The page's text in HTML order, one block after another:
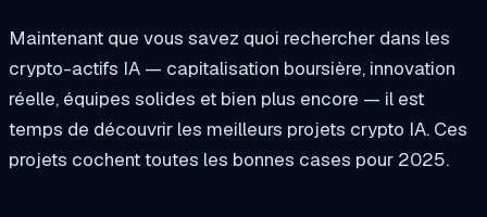
Maintenant que vous savez quoi rechercher dans les
crypto-actifs IA — capitalisation boursière, innovation
réelle, équipes solides et bien plus encore — il est
temps de découvrir les meilleurs projets crypto IA. Ces
projets cochent toutes les bonnes cases pour 2025.